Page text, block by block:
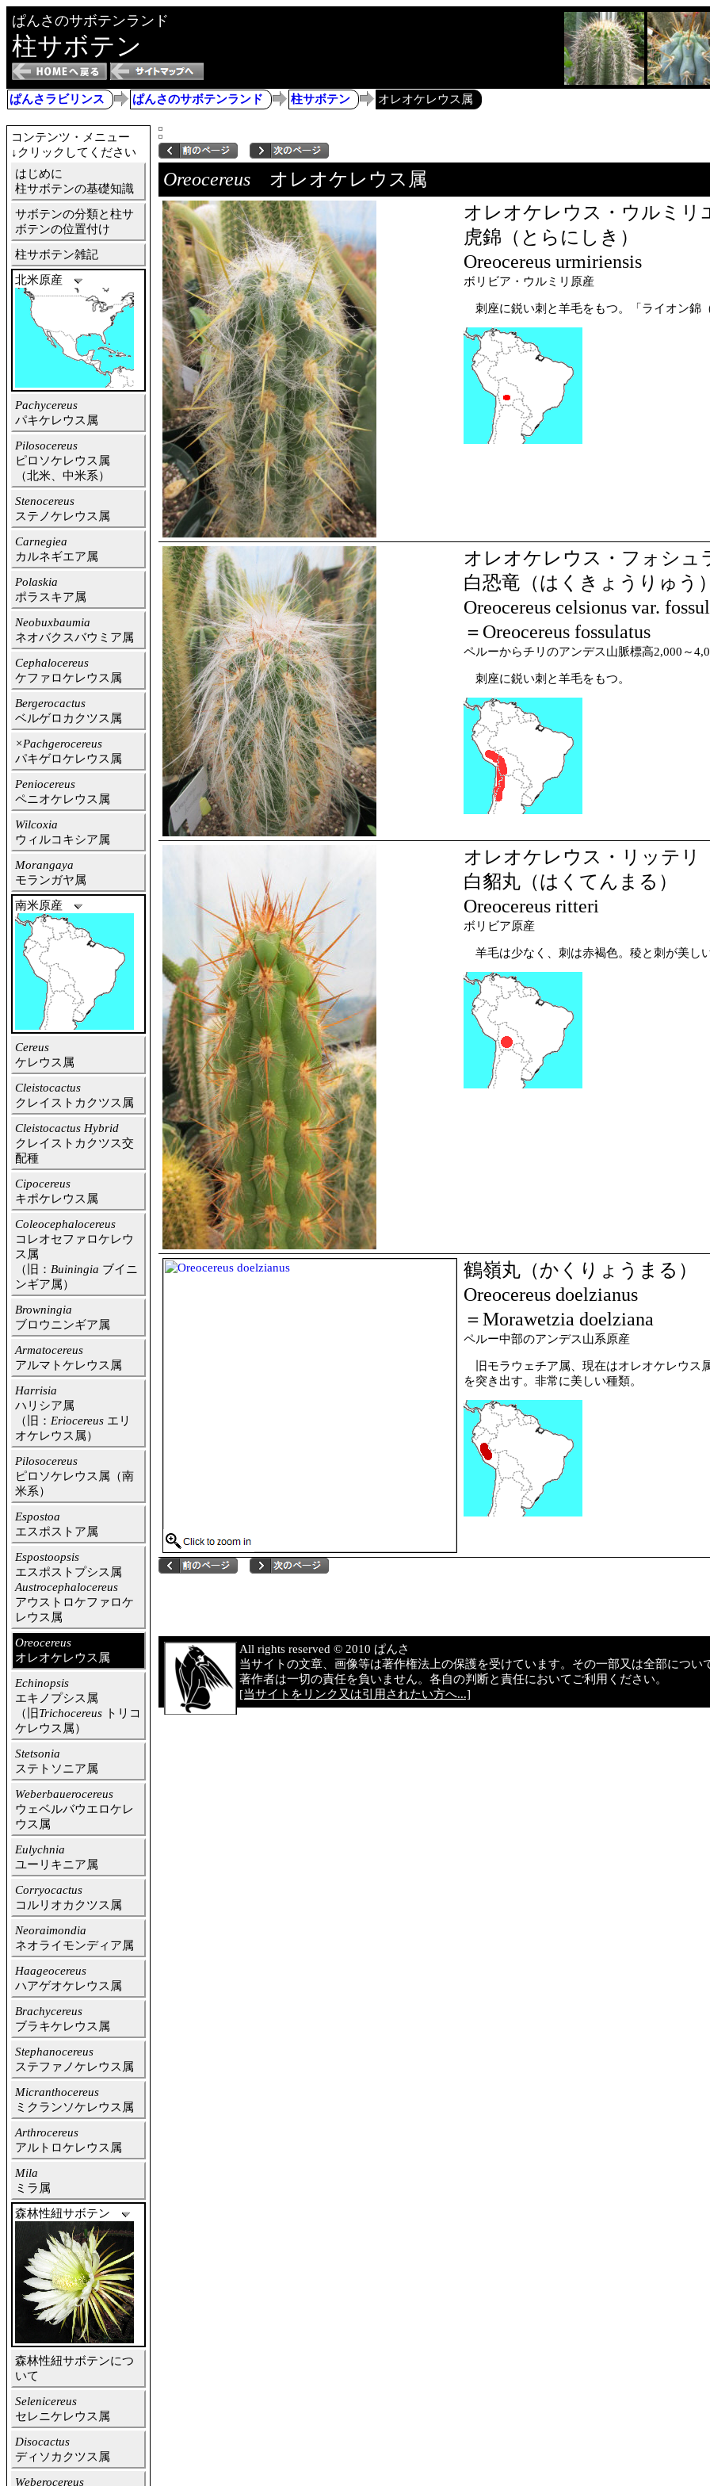
ぱんさのサボテンランド
柱サボテン
ぱんさラビリンス ぱんさのサボテンランド 柱サボテン オレオケレウス属
コンテンツ・メニュー
↓クリックしてください
はじめに
柱サボテンの基礎知識
サボテンの分類と柱サ
ボテンの位置付け
柱サボテン雑記
北米原産
Pachycereus
パキケレウス属
Pilosocereus
ピロソケレウス属
（北米、中米系）
Stenocereus
ステノケレウス属
Carnegiea
カルネギエア属
Polaskia
ポラスキア属
Neobuxbaumia
ネオバクスバウミア属
Cephalocereus
ケファロケレウス属
Bergerocactus
ベルゲロカクツス属
×Pachgerocereus
パキゲロケレウス属
Peniocereus
ペニオケレウス属
Wilcoxia
ウィルコキシア属
Morangaya
モランガヤ属
南米原産
Cereus
ケレウス属
Cleistocactus
クレイストカクツス属
Cleistocactus Hybrid
クレイストカクツス交
配種
Cipocereus
キポケレウス属
Coleocephalocereus
コレオセファロケレウ
ス属
（旧： Buiningia ブイニ
ンギア属）
Browningia
ブロウニンギア属
Armatocereus
アルマトケレウス属
Harrisia
ハリシア属
（旧： Eriocereus エリ
オケレウス属）
Pilosocereus
ピロソケレウス属（南
米系）
Espostoa
エスポストア属
Espostoopsis
エスポストプシス属
Austrocephalocereus
アウストロケファロケ
レウス属
Oreocereus
オレオケレウス属
Echinopsis
エキノプシス属
（旧Trichocereus トリコ
ケレウス属）
Stetsonia
ステトソニア属
Weberbauerocereus
ウェベルバウエロケレ
ウス属
Eulychnia
ユーリキニア属
Corryocactus
コルリオカクツス属
Neoraimondia
ネオライモンディア属
Haageocereus
ハアゲオケレウス属
Brachycereus
ブラキケレウス属
Stephanocereus
ステファノケレウス属
Micranthocereus
ミクランソケレウス属
Arthrocereus
アルトロケレウス属
Mila
ミラ属
森林性紐サボテン
森林性紐サボテンにつ
いて
Selenicereus
セレニケレウス属
Disocactus
ディソカクツス属
Weberocereus
Oreocereus オレオケレウス属
オレオケレウス・ウルミリ
虎錦（とらにしき）
Oreocereus urmiriensis
ボリビア・ウルミリ原産
刺座に鋭い刺と羊毛をもつ。「ライオン錦
オレオケレウス・フォシュ
白恐竜（はくきょうりゅう
Oreocereus celsionus var.
＝Oreocereus fossulatus
ペルーからチリのアンデス山脈標高2,000～
刺座に鋭い刺と羊毛をもつ。
オレオケレウス・リッテリ
白貂丸（はくてんまる）
Oreocereus ritteri
ボリビア原産
羊毛は少なく、刺は赤褐色。稜と刺が美し
鶴嶺丸（かくりょうまる）
Oreocereus doelzianus
＝Morawetzia doelziana
ペルー中部のアンデス山系原産
旧モラウェチア属、現在はオレオケレウ
を突き出す。非常に美しい種類。
All rights reserved © 2010 ぱんさ
当サイトの文章、画像等は著作権法上の保護を受けています。その一部又は全部につ
著作者は一切の責任を負いません。各自の判断と責任においてご利用ください。
[当サイトをリンク又は引用されたい方へ...]